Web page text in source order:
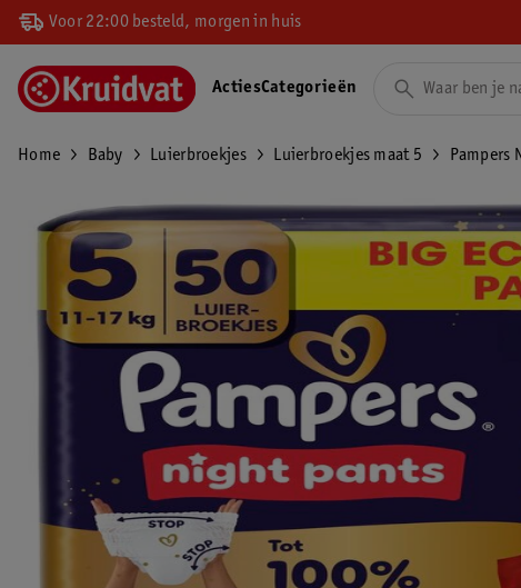
Voor 22:00 besteld, morgen in huis
ActiesCategorieën
Home Baby Luierbroekjes Luierbroekjes maat 5 Pampers